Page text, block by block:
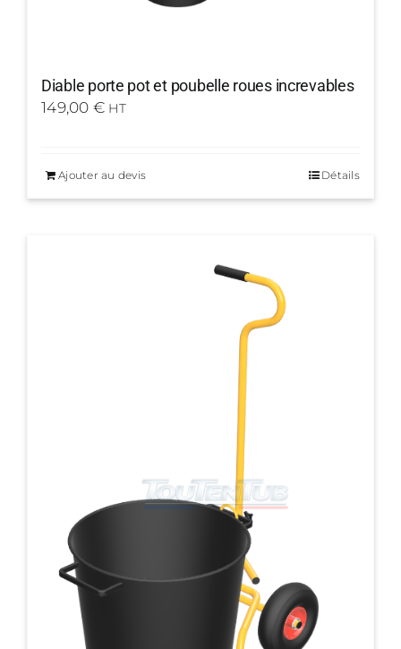
Diable porte pot et poubelle roues increvables
149,00 € HT
Ajouter au devis Détails